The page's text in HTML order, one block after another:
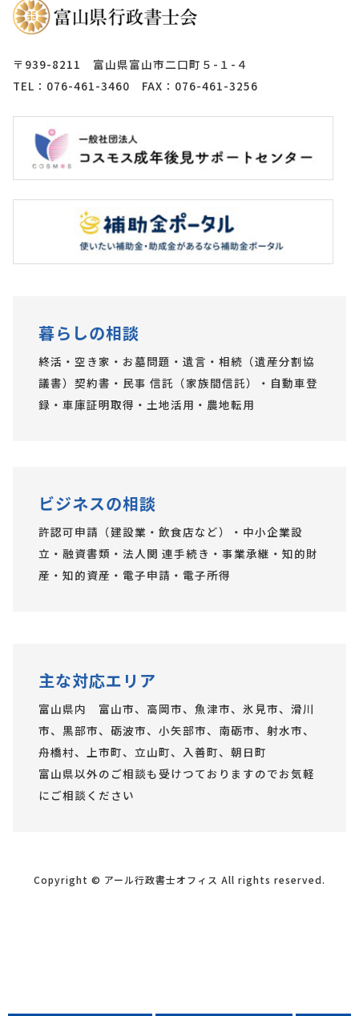
〒939-8211 富山県富山市二口町５-１-４
TEL：076-461-3460 FAX：076-461-3256
暮らしの相談
終活・空き家・お墓問題・遺言・相続（遺産分割協
議書）契約書・民事 信託（家族間信託）・自動車登
録・車庫証明取得・土地活用・農地転用
ビジネスの相談
許認可申請（建設業・飲食店など）・中小企業設
立・融資書類・法人関 連手続き・事業承継・知的財
産・知的資産・電子申請・電子所得
主な対応エリア
富山県内 富山市、高岡市、魚津市、氷見市、滑川
市、黒部市、砺波市、小矢部市、南砺市、射水市、
舟橋村、上市町、立山町、入善町、朝日町
富山県以外のご相談も受けつておりますのでお気軽
にご相談ください
Copyright © アール行政書士オフィス All rights reserved.